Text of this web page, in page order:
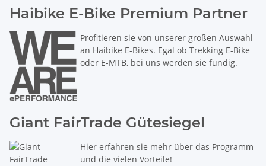
Haibike E-Bike Premium Partner
Profitieren sie von unserer großen Auswahl
an Haibike E-Bikes. Egal ob Trekking E-Bike
oder E-MTB, bei uns werden sie fündig.
Giant FairTrade Gütesiegel
Hier erfahren sie mehr über das Programm
und die vielen Vorteile!